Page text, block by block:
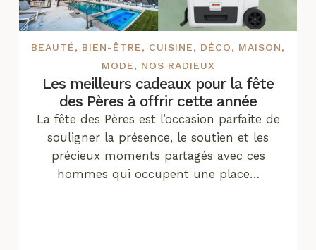
BEAUTÉ, BIEN-ÊTRE, CUISINE, DÉCO, MAISON,
MODE, NOS RADIEUX
Les meilleurs cadeaux pour la fête
des Pères à offrir cette année
La fête des Pères est l’occasion parfaite de
souligner la présence, le soutien et les
précieux moments partagés avec ces
hommes qui occupent une place…